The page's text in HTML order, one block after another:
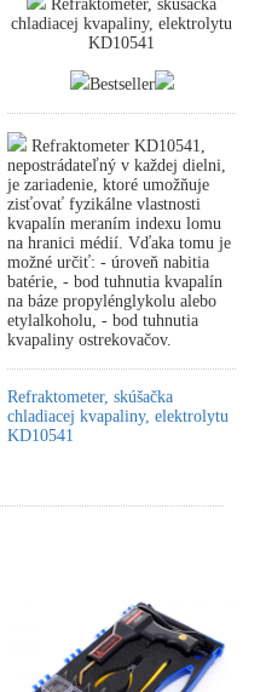
Refraktometer, skúšačka
chladiacej kvapaliny, elektrolytu
KD10541
Bestseller
Refraktometer KD10541,
nepostrádateľný v každej dielni,
je zariadenie, ktoré umožňuje
zisťovať fyzikálne vlastnosti
kvapalín meraním indexu lomu
na hranici médií. Vďaka tomu je
možné určiť: - úroveň nabitia
batérie, - bod tuhnutia kvapalín
na báze propylénglykolu alebo
etylalkoholu, - bod tuhnutia
kvapaliny ostrekovačov.
Refraktometer, skúšačka
chladiacej kvapaliny, elektrolytu
KD10541